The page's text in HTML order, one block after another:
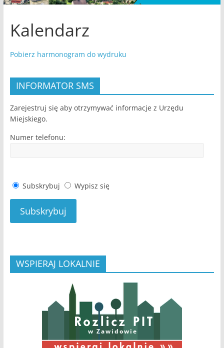
Miejskiej
Zawidów
Kalendarz
Pobierz harmonogram do wydruku
INFORMATOR SMS
Zarejestruj się aby otrzymywać informacje z Urzędu
Miejskiego.
Numer telefonu:
Subskrybuj Wypisz się
Subskrybuj
WSPIERAJ LOKALNIE
w Zawidowie